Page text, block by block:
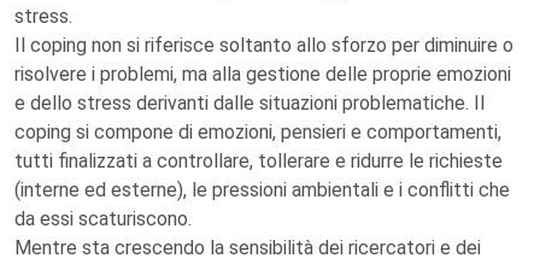
stress.
Il coping non si riferisce soltanto allo sforzo per diminuire o
risolvere i problemi, ma alla gestione delle proprie emozioni
e dello stress derivanti dalle situazioni problematiche. Il
coping si compone di emozioni, pensieri e comportamenti,
tutti finalizzati a controllare, tollerare e ridurre le richieste
(interne ed esterne), le pressioni ambientali e i conflitti che
da essi scaturiscono.
Mentre sta crescendo la sensibilità dei ricercatori e dei